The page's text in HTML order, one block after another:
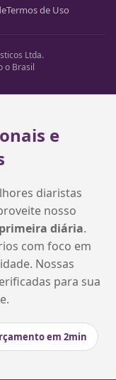
Termos de Uso
Ltda.
o Brasil
e
diaristas
nosso
diária.
com foco em
Nossas
para sua
em 2min